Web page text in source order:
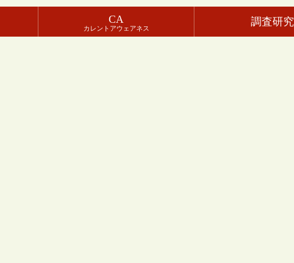
CA
カレントアウェアネス
調査研究